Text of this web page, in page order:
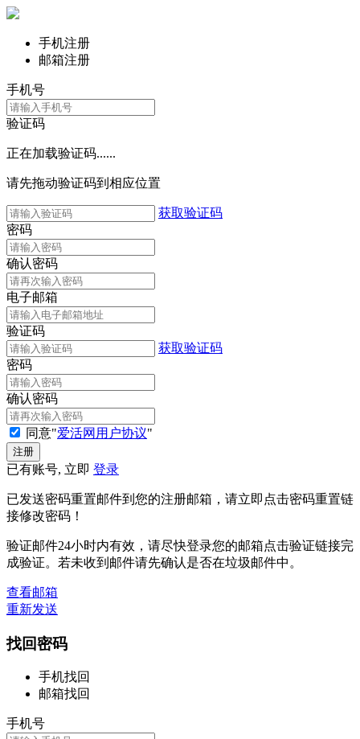
手机注册
邮箱注册
手机号
验证码
正在加载验证码......
请先拖动验证码到相应位置
获取验证码
密码
确认密码
电子邮箱
验证码
获取验证码
密码
确认密码
同意"爱活网用户协议"
已有账号, 立即 登录
已发送密码重置邮件到您的注册邮箱，请立即点击密码重置链
接修改密码！
验证邮件24小时内有效，请尽快登录您的邮箱点击验证链接完
成验证。若未收到邮件请先确认是否在垃圾邮件中。
查看邮箱
重新发送
找回密码
手机找回
邮箱找回
手机号